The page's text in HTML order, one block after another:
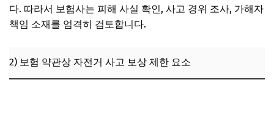
3) 향후 전망: 법적 보호 강화와 보험 시장 성장 기대
7. 자주 묻는 질문 (FAQ)
다. 따라서 보험사는 피해 사실 확인, 사고 경위 조사, 가해자
책임 소재를 엄격히 검토합니다.
2) 보험 약관상 자전거 사고 보상 제한 요소